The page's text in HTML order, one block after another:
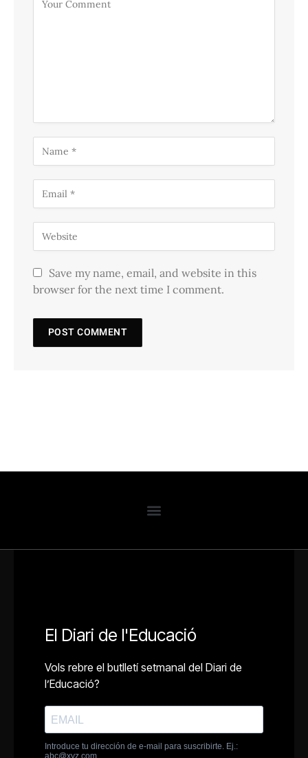
Save my name, email, and website in this
browser for the next time I comment.